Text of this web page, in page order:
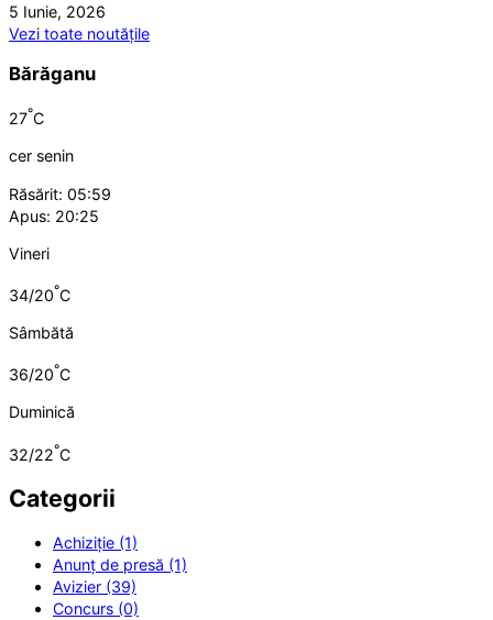
5 Iunie, 2026
Vezi toate noutățile
Bărăganu
27°C
cer senin
Răsărit: 05:59
Apus: 20:25
Vineri
34/20°C
Sâmbătă
36/20°C
Duminică
32/22°C
Categorii
Achiziție (1)
Anunț de presă (1)
Avizier (39)
Concurs (0)